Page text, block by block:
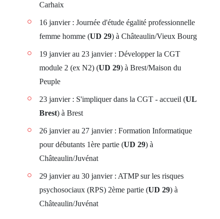
Carhaix
16 janvier : Journée d'étude égalité professionnelle
femme homme (UD 29) à Châteaulin/Vieux Bourg
19 janvier au 23 janvier : Développer la CGT
module 2 (ex N2) (UD 29) à Brest/Maison du
Peuple
23 janvier : S'impliquer dans la CGT - accueil (UL
Brest) à Brest
26 janvier au 27 janvier : Formation Informatique
pour débutants 1ère partie (UD 29) à
Châteaulin/Juvénat
29 janvier au 30 janvier : ATMP sur les risques
psychosociaux (RPS) 2ème partie (UD 29) à
Châteaulin/Juvénat